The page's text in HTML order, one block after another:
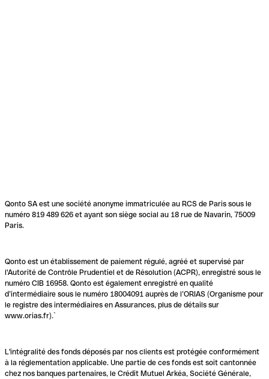
Qonto SA est une société anonyme immatriculée au RCS de Paris sous le
numéro 819 489 626 et ayant son siège social au 18 rue de Navarin, 75009
Paris.
Qonto est un établissement de paiement régulé, agréé et supervisé par
l'Autorité de Contrôle Prudentiel et de Résolution (ACPR), enregistré sous le
numéro CIB 16958. Qonto est également enregistré en qualité
d’intermédiaire sous le numéro 18004091 auprès de l’ORIAS (Organisme pour
le registre des intermédiaires en Assurances, plus de détails sur
www.orias.fr).`
L'intégralité des fonds déposés par nos clients est protégée conformément
à la réglementation applicable. Une partie de ces fonds est soit cantonnée
chez nos banques partenaires, le Crédit Mutuel Arkéa, Société Générale,